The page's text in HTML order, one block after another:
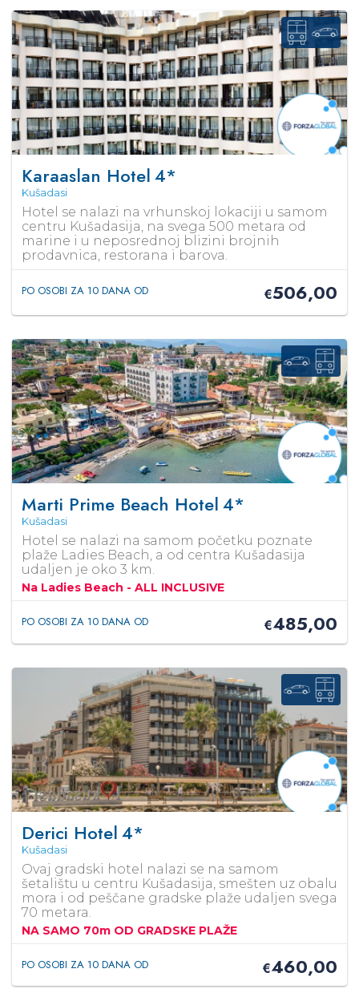
Karaaslan Hotel4*
Kušadasi
Hotel se nalazi na vrhunskoj lokaciji u samom
centru Kušadasija, na svega 500 metara od
marine i u neposrednoj blizini brojnih
prodavnica, restorana i barova.
PO OSOBI ZA 10 DANA OD €506,00
Marti Prime Beach Hotel4*
Kušadasi
Hotel se nalazi na samom početku poznate
plaže Ladies Beach, a od centra Kušadasija
udaljen je oko 3 km.
Na Ladies Beach - ALL INCLUSIVE
PO OSOBI ZA 10 DANA OD €485,00
Derici Hotel4*
Kušadasi
Ovaj gradski hotel nalazi se na samom
šetalištu u centru Kušadasija, smešten uz obalu
mora i od peščane gradske plaže udaljen svega
70 metara.
NA SAMO 70m OD GRADSKE PLAŽE
PO OSOBI ZA 10 DANA OD €460,00